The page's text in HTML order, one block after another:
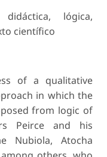
lógica,
científico
of a qualitative
in which the
from logic of
Peirce and his
Nubiola, Atocha